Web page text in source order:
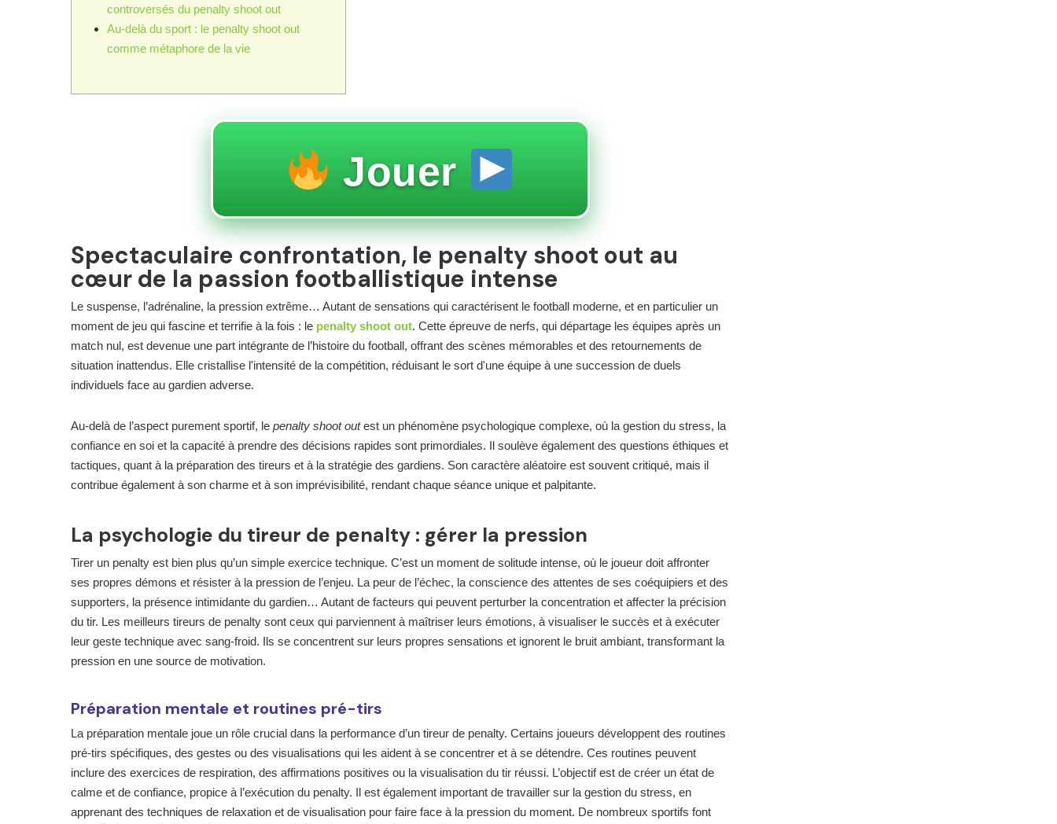
controversés du penalty shoot out
Au-delà du sport : le penalty shoot out
comme métaphore de la vie
Jouer
Spectaculaire confrontation, le penalty shoot out au
cœur de la passion footballistique intense
Le suspense, l’adrénaline, la pression extrême… Autant de sensations qui caractérisent le football moderne, et en particulier un
moment de jeu qui fascine et terrifie à la fois : le penalty shoot out. Cette épreuve de nerfs, qui départage les équipes après un
match nul, est devenue une part intégrante de l’histoire du football, offrant des scènes mémorables et des retournements de
situation inattendus. Elle cristallise l'intensité de la compétition, réduisant le sort d'une équipe à une succession de duels
individuels face au gardien adverse.
Au-delà de l’aspect purement sportif, le penalty shoot outest un phénomène psychologique complexe, où la gestion du stress, la
confiance en soi et la capacité à prendre des décisions rapides sont primordiales. Il soulève également des questions éthiques et
tactiques, quant à la préparation des tireurs et à la stratégie des gardiens. Son caractère aléatoire est souvent critiqué, mais il
contribue également à son charme et à son imprévisibilité, rendant chaque séance unique et palpitante.
La psychologie du tireur de penalty : gérer la pression
Tirer un penalty est bien plus qu’un simple exercice technique. C’est un moment de solitude intense, où le joueur doit affronter
ses propres démons et résister à la pression de l’enjeu. La peur de l’échec, la conscience des attentes de ses coéquipiers et des
supporters, la présence intimidante du gardien… Autant de facteurs qui peuvent perturber la concentration et affecter la précision
du tir. Les meilleurs tireurs de penalty sont ceux qui parviennent à maîtriser leurs émotions, à visualiser le succès et à exécuter
leur geste technique avec sang-froid. Ils se concentrent sur leurs propres sensations et ignorent le bruit ambiant, transformant la
pression en une source de motivation.
Préparation mentale et routines pré-tirs
La préparation mentale joue un rôle crucial dans la performance d’un tireur de penalty. Certains joueurs développent des routines
pré-tirs spécifiques, des gestes ou des visualisations qui les aident à se concentrer et à se détendre. Ces routines peuvent
inclure des exercices de respiration, des affirmations positives ou la visualisation du tir réussi. L’objectif est de créer un état de
calme et de confiance, propice à l’exécution du penalty. Il est également important de travailler sur la gestion du stress, en
apprenant des techniques de relaxation et de visualisation pour faire face à la pression du moment. De nombreux sportifs font